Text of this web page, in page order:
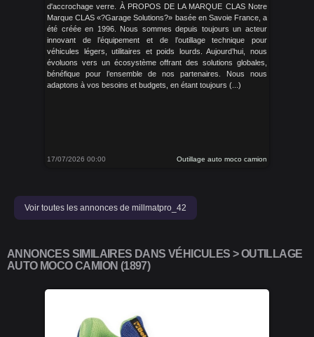
d'accrochage verre. À PROPOS DE LA MARQUE CLAS Notre
Marque CLAS «?Garage Solutions?» basée en Savoie France, a
été créée en 1996. Nous sommes depuis toujours un acteur
innovant de l’équipement et de l’outillage technique pour
véhicules légers, utilitaires et poids lourds. Aujourd’hui, nous
évoluons vers un écosystème offrant des solutions globales,
bénéfique pour l’ensemble de nos partenaires. Nous nous
adaptons à vos besoins et budgets, en étant toujours (...)
17/07/2026 00:00 Outillage auto moco camion
Voir toutes les annonces de millmatpro_42
ANNONCES SIMILAIRES DANS VÉHICULES > OUTILLAGE
AUTO MOCO CAMION (1897)